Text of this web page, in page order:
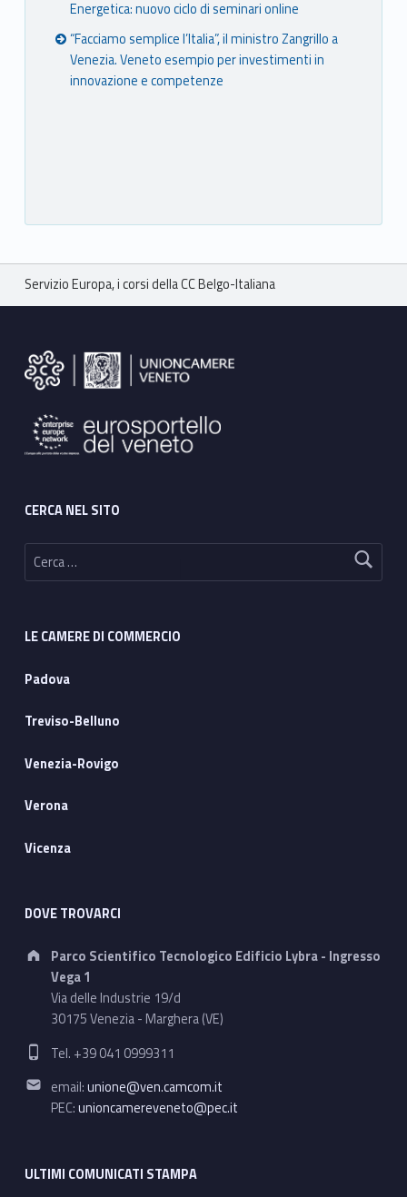
Energetica: nuovo ciclo di seminari online
“Facciamo semplice l’Italia”, il ministro Zangrillo a
Venezia. Veneto esempio per investimenti in
innovazione e competenze
Breadcrumbs navigation
Servizio Europa, i corsi della CC Belgo-Italiana
CERCA NEL SITO
Ricerca per:
LE CAMERE DI COMMERCIO
Padova
Treviso-Belluno
Venezia-Rovigo
Verona
Vicenza
DOVE TROVARCI
Address:
Parco Scientifico Tecnologico Edificio Lybra - Ingresso
Vega 1
Via delle Industrie 19/d
30175 Venezia - Marghera (VE)
Phone number:
Tel. +39 041 0999311
Email address:
email:unione@ven.camcom.it
PEC:unioncamereveneto@pec.it
ULTIMI COMUNICATI STAMPA